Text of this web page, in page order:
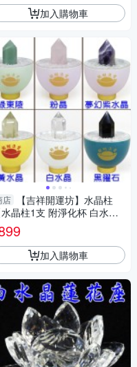
加入購物車
店
【吉祥開運坊】水晶柱
水晶柱1支 附淨化杯 白水晶
石 多款可供選擇】淨化 擇日
加入購物車